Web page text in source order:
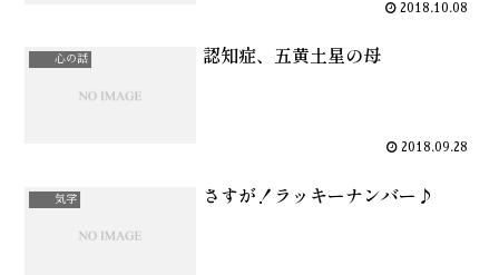
2018.10.08
心の話 認知症、五黄土星の母
2018.09.28
気学 さすが！ラッキーナンバー♪